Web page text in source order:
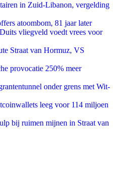
in Zuid-Libanon, vergelding
atoombom, 81 jaar later
vliegveld voedt vrees voor
Straat van Hormuz, VS
provocatie 250% meer
onder grens met Wit-
leeg voor 114 miljoen
bij ruimen mijnen in Straat van